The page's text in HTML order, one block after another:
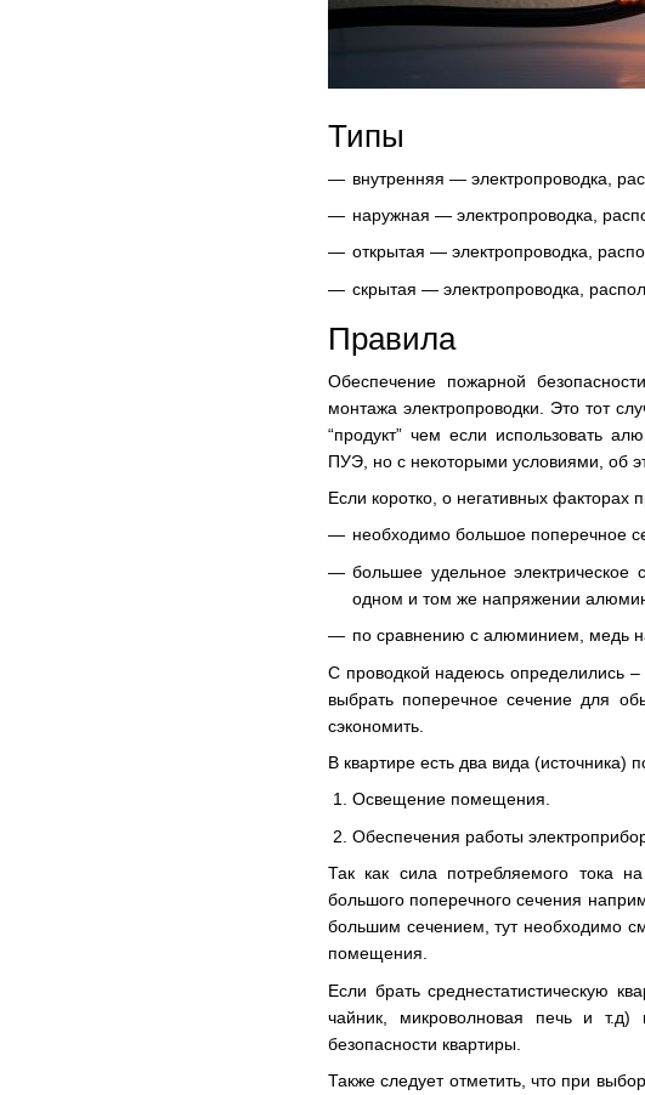
Типы
внутренняя — электропроводка,
наружная — электропроводка,
открытая — электропроводка,
скрытая — электропроводка,
Правила
Обеспечение пожарной
монтажа электропроводки. Это тот
“продукт” чем если использовать
ПУЭ, но с некоторыми условиями, об
Если коротко, о негативных
необходимо большое поперечное
большее удельное
одном и том же напряжении
по сравнению с алюминием, медь
С проводкой надеюсь определились
выбрать поперечное сечение для
сэкономить.
В квартире есть два вида (источника)
Освещение помещения.
Обеспечения работы
Так как сила потребляемого тока
большого поперечного сечения
большим сечением, тут необходимо
помещения.
Если брать среднестатистическую
чайник, микроволновая печь и
безопасности квартиры.
Также следует отметить, что при